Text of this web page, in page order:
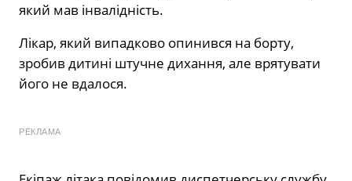
який мав інвалідність.
Лікар, який випадково опинився на борту,
зробив дитині штучне дихання, але врятувати
його не вдалося.
РЕКЛАМА